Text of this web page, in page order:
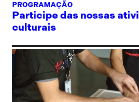
PROGRAMAÇÃO
Participe das nossas
culturais